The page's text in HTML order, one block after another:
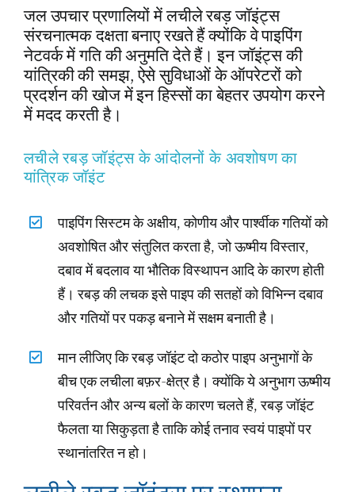
जल उपचार प्रणालियों में लचीले रबड़ जॉइंट्स
संरचनात्मक दक्षता बनाए रखते हैं क्योंकि वे पाइपिंग
नेटवर्क में गति की अनुमति देते हैं। इन जॉइंट्स की
यांत्रिकी की समझ, ऐसे सुविधाओं के ऑपरेटरों को
प्रदर्शन की खोज में इन हिस्सों का बेहतर उपयोग करने
में मदद करती है।
लचीले रबड़ जॉइंट्स के आंदोलनों के अवशोषण का
यांत्रिक जॉइंट
पाइपिंग सिस्टम के अक्षीय, कोणीय और पार्श्वीक गतियों को
अवशोषित और संतुलित करता है, जो ऊष्मीय विस्तार,
दबाव में बदलाव या भौतिक विस्थापन आदि के कारण होती
हैं। रबड़ की लचक इसे पाइप की सतहों को विभिन्न दबाव
और गतियों पर पकड़ बनाने में सक्षम बनाती है।
मान लीजिए कि रबड़ जॉइंट दो कठोर पाइप अनुभागों के
बीच एक लचीला बफ़र-क्षेत्र है। क्योंकि ये अनुभाग ऊष्मीय
परिवर्तन और अन्य बलों के कारण चलते हैं, रबड़ जॉइंट
फैलता या सिकुड़ता है ताकि कोई तनाव स्वयं पाइपों पर
स्थानांतरित न हो।